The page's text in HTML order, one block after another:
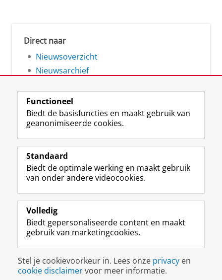
Direct naar
Nieuwsoverzicht
Nieuwsarchief
Volg de RUG
F
a
e
b
o
p
a
i
n
a
L
i
k
e
I
-
p
g
i
n
R
S
-
f
e
R
k
s
u
I
n
t
r
m
c
c
o
Y
o
T
e
k
a
a
Studiekiezers
Alumni
Over ons
Disclaimer & Copyright
Inloggen
Functioneel
Biedt de basisfuncties en maakt gebruik van
geanonimiseerde cookies.
Standaard
Biedt de optimale werking en maakt gebruik
van onder andere videocookies.
Volledig
Biedt gepersonaliseerde content en maakt
gebruik van marketingcookies.
Stel je cookievoorkeur in. Lees onze privacy en
cookie disclaimervoor meer informatie.